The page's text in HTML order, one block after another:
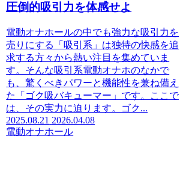
圧倒的吸引力を体感せよ
電動オナホールの中でも強力な吸引力を
売りにする「吸引系」は独特の快感を追
求する方々から熱い注目を集めていま
す。そんな吸引系電動オナホのなかで
も、驚くべきパワーと機能性を兼ね備え
た「ゴク吸バキューマー」です。ここで
は、その実力に迫ります。ゴク...
2025.08.21 2026.04.08
電動オナホール